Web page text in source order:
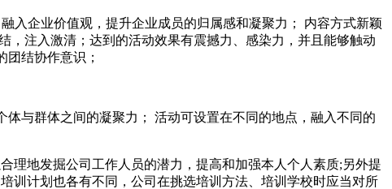
入企业价值观，提升企业成员的归属感和凝聚力； 内容方式新颖
注入激清；达到的活动效果有震撼力、感染力，并且能够触动
结协作意识；
与群体之间的凝聚力； 活动可设置在不同的地点，融入不同的
理地发掘公司工作人员的潜力，提高和加强本人个人素质;另外提
训计划也各有不同，公司在挑选培训方法、培训学校时应当对所